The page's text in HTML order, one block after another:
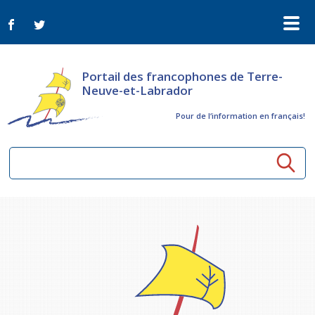
Portail des francophones de Terre-
Neuve-et-Labrador
Pour de l‘information en français!
Appels d'offres du secteur culturel
Plan de Développement Global
Bulletin Le FrancoTNL